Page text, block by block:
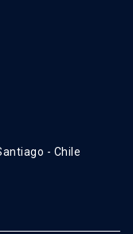
- Chile